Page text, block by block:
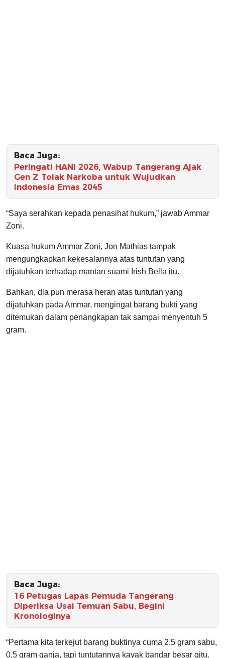
Baca Juga:
Peringati HANI 2026, Wabup Tangerang Ajak
Gen Z Tolak Narkoba untuk Wujudkan
Indonesia Emas 2045
“Saya serahkan kepada penasihat hukum,” jawab Ammar
Zoni.
Kuasa hukum Ammar Zoni, Jon Mathias tampak
mengungkapkan kekesalannya atas tuntutan yang
dijatuhkan terhadap mantan suami Irish Bella itu.
Bahkan, dia pun merasa heran atas tuntutan yang
dijatuhkan pada Ammar, mengingat barang bukti yang
ditemukan dalam penangkapan tak sampai menyentuh 5
gram.
Baca Juga:
16 Petugas Lapas Pemuda Tangerang
Diperiksa Usai Temuan Sabu, Begini
Kronologinya
“Pertama kita terkejut barang buktinya cuma 2,5 gram sabu,
0,5 gram ganja, tapi tuntutannya kayak bandar besar gitu.